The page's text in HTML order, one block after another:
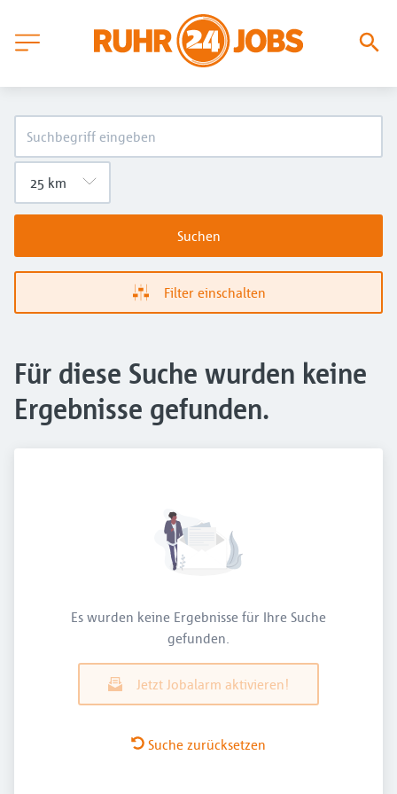
Suchen
Filter einschalten
Für diese Suche wurden keine
Ergebnisse gefunden.
Es wurden keine Ergebnisse für Ihre Suche
gefunden.
Jetzt Jobalarm aktivieren!
Suche zurücksetzen